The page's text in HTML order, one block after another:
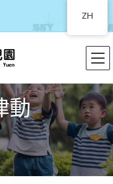
動
ZH